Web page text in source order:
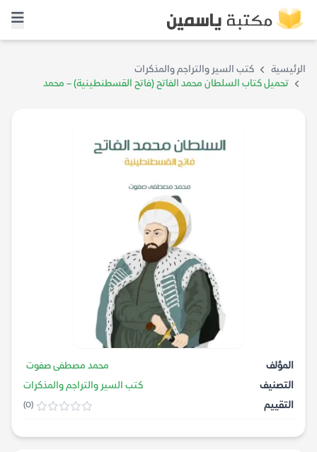
الرئيسية
كتب السير والتراجم والمذكرات
تحميل كتاب السلطان محمد الفاتح (فاتح القسطنطينية) – محمد
المؤلف
محمد مصطفى صفوت
التصنيف
كتب السير والتراجم والمذكرات
التقييم
(0)